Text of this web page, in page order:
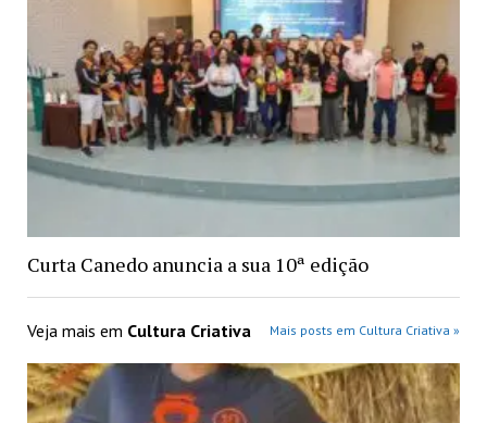
Curta Canedo anuncia a sua 10ª edição
Veja mais em Cultura Criativa Mais posts em Cultura Criativa »